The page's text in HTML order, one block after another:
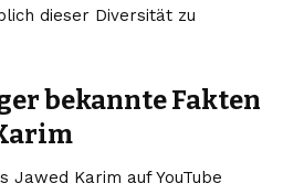
dieser Diversität zu
bekannte Fakten
Jawed Karim auf YouTube